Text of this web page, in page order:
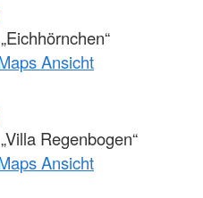
Ansicht
Regenbogen“
Ansicht